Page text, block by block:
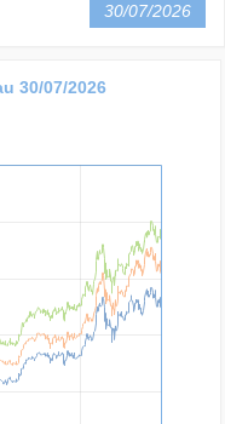
30/07/2026
30/07/2026